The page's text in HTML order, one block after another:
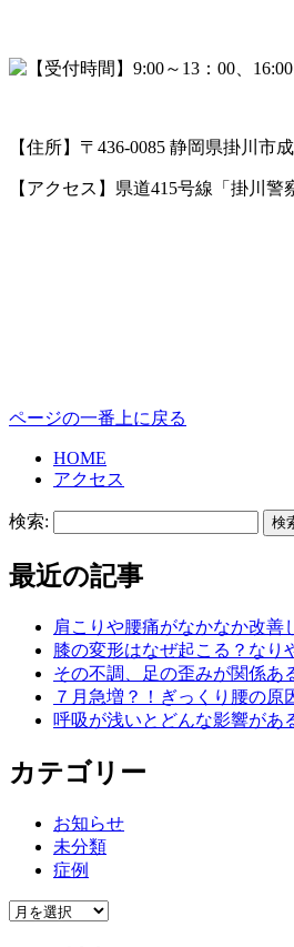
【住所】〒436-0085 静岡県掛川市
【アクセス】県道415号線「掛川
ページの一番上に戻る
HOME
アクセス
検索:
最近の記事
肩こりや腰痛がなかなか改善
膝の変形はなぜ起こる？なり
その不調、足の歪みが関係あ
７月急増？！ぎっくり腰の原
呼吸が浅いとどんな影響があ
カテゴリー
お知らせ
未分類
症例